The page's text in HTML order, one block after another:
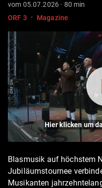
vom 05.07.2026 · 80 min
ORF 3
· Magazine
Hier klicken um
Blasmusik auf höchstem
Jubiläumstournee
Musikanten